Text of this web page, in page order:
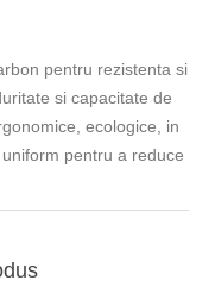
pentru rezistenta si
si capacitate de
ecologice, in
pentru a reduce